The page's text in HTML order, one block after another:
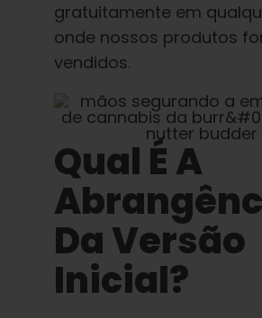
gratuitamente em
onde nossos produtos
vendidos.
Qual É A
Da Versão
Inicial?